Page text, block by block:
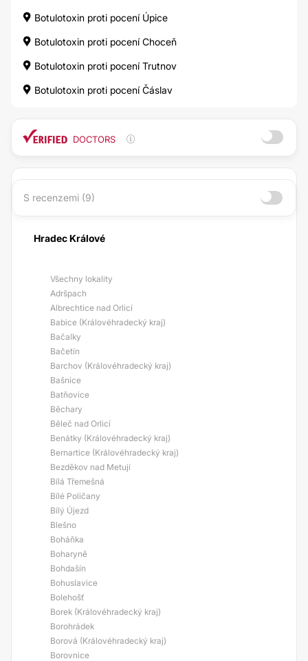
Botulotoxin proti pocení Úpice
Botulotoxin proti pocení Choceň
Botulotoxin proti pocení Trutnov
Botulotoxin proti pocení Čáslav
DOCTORS
S recenzemi (9)
Hradec Králové
Všechny lokality
Adršpach
Albrechtice nad Orlicí
Babice (Královéhradecký kraj)
Bačalky
Bačetín
Barchov (Královéhradecký kraj)
Bašnice
Batňovice
Běchary
Běleč nad Orlicí
Benátky (Královéhradecký kraj)
Bernartice (Královéhradecký kraj)
Bezděkov nad Metují
Bílá Třemešná
Bílé Poličany
Bílý Újezd
Blešno
Boháňka
Boharyně
Bohdašín
Bohuslavice
Bolehošť
Borek (Královéhradecký kraj)
Borohrádek
Borová (Královéhradecký kraj)
Borovnice